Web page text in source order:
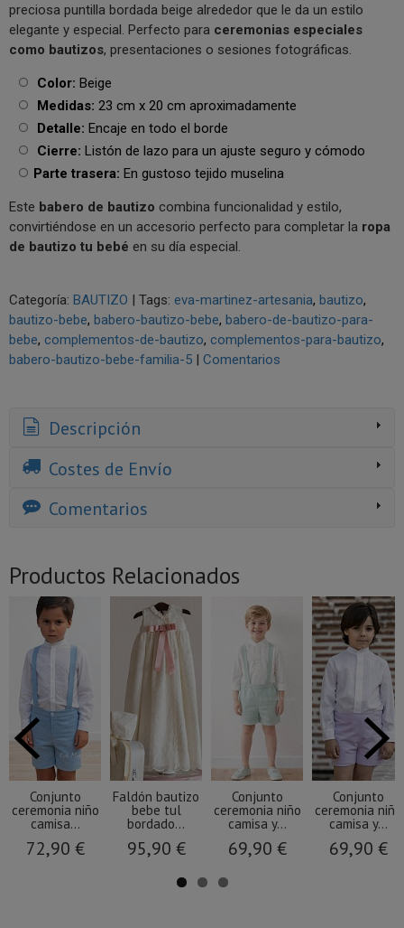
preciosa puntilla bordada beige alrededor que le da un estilo
elegante y especial. Perfecto para ceremonias especiales
como bautizos, presentaciones o sesiones fotográficas.
Color: Beige
Medidas: 23 cm x 20 cm aproximadamente
Detalle: Encaje en todo el borde
Cierre: Listón de lazo para un ajuste seguro y cómodo
Parte trasera: En gustoso tejido muselina
Este babero de bautizo combina funcionalidad y estilo,
convirtiéndose en un accesorio perfecto para completar la ropa
de bautizo tu bebé en su día especial.
Categoría: BAUTIZO | Tags: eva-martinez-artesania bautizo
bautizo-bebe babero-bautizo-bebe babero-de-bautizo-para-
bebe complementos-de-bautizo complementos-para-bautizo
babero-bautizo-bebe-familia-5 | Comentarios
Descripción
Costes de Envío
Comentarios
Productos Relacionados
Conjunto
ceremonia niño
camisa...
72,90 €
Faldón bautizo
bebe tul
bordado...
95,90 €
Conjunto
ceremonia niño
camisa y...
69,90 €
Conjunto
ceremonia niño
camisa y...
69,90 €